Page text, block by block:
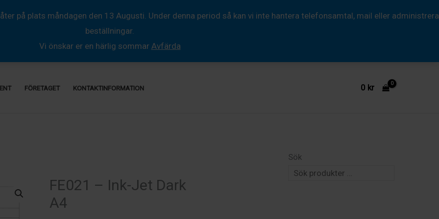
på plats måndagen den 13 Augusti. Under denna period så kan vi inte hantera telefonsamtal, mail eller administrera
beställningar.
Vi önskar er en härlig sommar Avfärda
FÖRETAGET KONTAKTINFORMATION 0 kr
FE021 – Ink-Jet Dark
A4
Sök
Ink-